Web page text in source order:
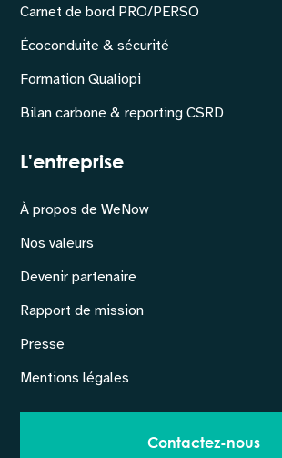
Carnet de bord PRO/PERSO
Écoconduite & sécurité
Formation Qualiopi
Bilan carbone & reporting CSRD
L'entreprise
À propos de WeNow
Nos valeurs
Devenir partenaire
Rapport de mission
Presse
Mentions légales
Contactez-nous